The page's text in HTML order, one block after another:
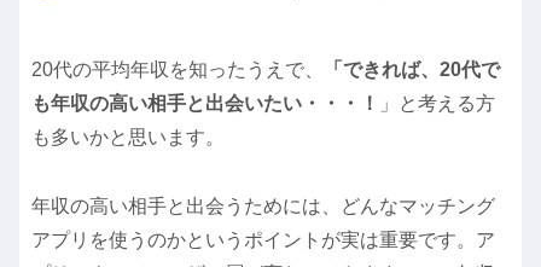
20代の平均年収を知ったうえで、
「できれば、20代で
も年収の高い相手と出会いたい・・・！
」と考える方
も多いかと思います。
年収の高い相手と出会うためには、どんなマッチング
アプリを使うのかというポイントが実は重要です。ア